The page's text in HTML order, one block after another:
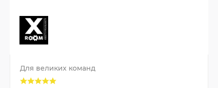
Для великих команд